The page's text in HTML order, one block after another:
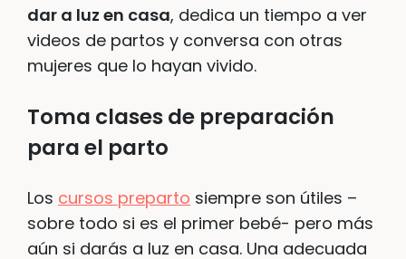
dar a luz en casa, dedica un tiempo a ver
videos de partos y conversa con otras
mujeres que lo hayan vivido.
Toma clases de preparación
para el parto
Los cursos preparto siempre son útiles –
sobre todo si es el primer bebé- pero más
aún si darás a luz en casa. Una adecuada